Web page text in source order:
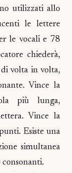
utilizzati allo
le lettere
le vocali e 78
chiederà,
volta in volta,
Vince la
più lunga,
Vince la
Esiste una
simultanea